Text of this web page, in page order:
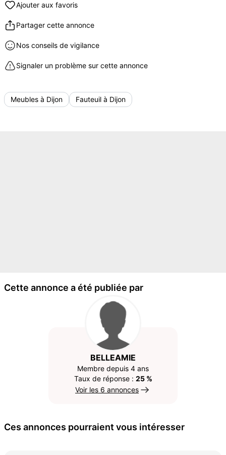
Ajouter aux favoris
Partager cette annonce
Nos conseils de vigilance
Signaler un problème sur cette annonce
Meubles à Dijon Fauteuil à Dijon
Cette annonce a été publiée par
BELLEAMIE
Membre depuis 4 ans
Taux de réponse : 25 %
Voir les 6 annonces
Ces annonces pourraient vous intéresser